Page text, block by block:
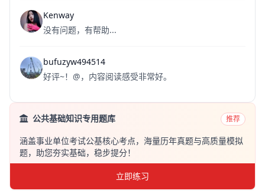
Kenway
没有问题，有帮助...
bufuzyw494514
好评~！@，内容阅读感受非常好。
公共基础知识专用题库 推荐
涵盖事业单位考试公基核心考点，海量历年真题与高质量模拟
题，助您夯实基础，稳步提分！
立即练习